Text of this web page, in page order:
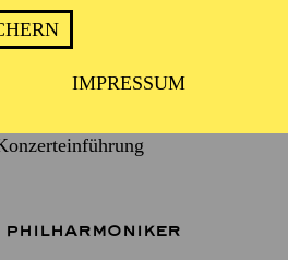
IMPRESSUM
PHILHARMONIKER